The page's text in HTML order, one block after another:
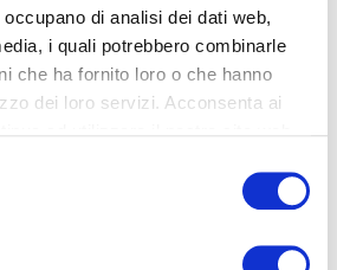
di analisi dei dati web,
i quali potrebbero combinarle
che ha fornito loro o che hanno
dei loro servizi. Acconsenta ai